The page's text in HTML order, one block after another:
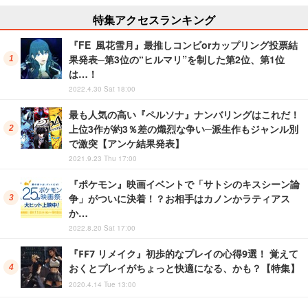
特集アクセスランキング
『FE 風花雪月』最推しコンビorカップリング投票結
果発表─第3位の“ヒルマリ”を制した第2位、第1位
は…！
2022.4.30 Sat 18:00
最も人気の高い『ペルソナ』ナンバリングはこれだ！
上位3作が約3％差の熾烈な争い─派生作もジャンル別
で激突【アンケ結果発表】
2021.9.23 Thu 17:00
『ポケモン』映画イベントで「サトシのキスシーン論
争」がついに決着！？お相手はカノンかラティアス
か…
2022.8.20 Sat 17:00
『FF7 リメイク』初歩的なプレイの心得9選！ 覚えて
おくとプレイがちょっと快適になる、かも？【特集】
2020.4.14 Tue 13:00